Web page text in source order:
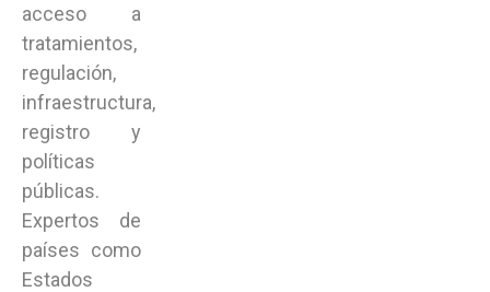
acceso a
tratamientos,
regulación,
infraestructura,
registro y
políticas
públicas.
Expertos de
países como
Estados